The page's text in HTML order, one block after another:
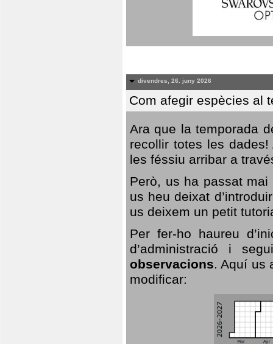
divendres, 26. juny 2026
Com afegir espècies al
Ara que la temporada
recollir totes les
les féssiu arribar a
Però, us ha passat
us heu deixat
us deixem un petit
Per fer-ho haureu
d’administració i
observacions. Aquí us
modificar: